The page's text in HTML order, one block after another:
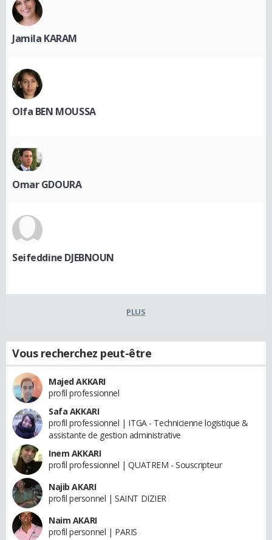
Jamila KARAM
Olfa BEN MOUSSA
Omar GDOURA
Seifeddine DJEBNOUN
PLUS
Vous recherchez peut-être
Majed AKKARI
profil professionnel
Safa AKKARI
profil professionnel | ITGA - Technicienne logistique &
assistante de gestion administrative
Inem AKKARI
profil professionnel | QUATREM - Souscripteur
Najib AKARI
profil personnel | SAINT DIZIER
Naim AKARI
profil personnel | PARIS